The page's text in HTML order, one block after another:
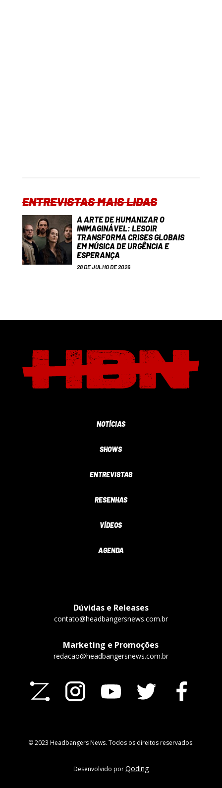
ENTREVISTAS MAIS LIDAS
A ARTE DE HUMANIZAR O
INIMAGINÁVEL: LESOIR
TRANSFORMA CRISES GLOBAIS
EM MÚSICA DE URGÊNCIA E
ESPERANÇA
28 DE JULHO DE 2026
NOTÍCIAS
SHOWS
ENTREVISTAS
RESENHAS
VÍDEOS
AGENDA
Dúvidas e Releases
contato@headbangersnews.com.br
Marketing e Promoções
redacao@headbangersnews.com.br
© 2023 Headbangers News. Todos os direitos reservados.
Desenvolvido porQoding